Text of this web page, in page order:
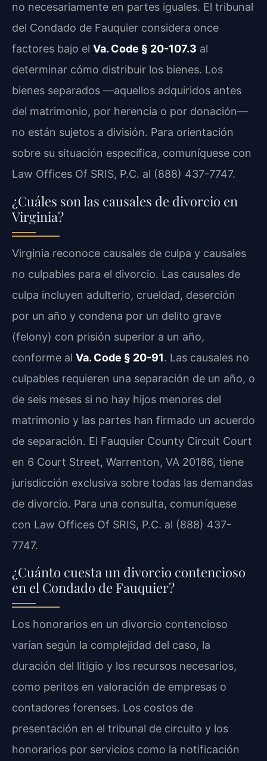
no necesariamente en partes iguales. El tribunal
del Condado de Fauquier considera once
factores bajo el Va. Code § 20-107.3 al
determinar cómo distribuir los bienes. Los
bienes separados —aquellos adquiridos antes
del matrimonio, por herencia o por donación—
no están sujetos a división. Para orientación
sobre su situación específica, comuníquese con
Law Offices Of SRIS, P.C. al (888) 437-7747.
¿Cuáles son las causales de divorcio en
Virginia?
Virginia reconoce causales de culpa y causales
no culpables para el divorcio. Las causales de
culpa incluyen adulterio, crueldad, deserción
por un año y condena por un delito grave
(felony) con prisión superior a un año,
conforme al Va. Code § 20-91. Las causales no
culpables requieren una separación de un año, o
de seis meses si no hay hijos menores del
matrimonio y las partes han firmado un acuerdo
de separación. El Fauquier County Circuit Court
en 6 Court Street, Warrenton, VA 20186, tiene
jurisdicción exclusiva sobre todas las demandas
de divorcio. Para una consulta, comuníquese
con Law Offices Of SRIS, P.C. al (888) 437-
7747.
¿Cuánto cuesta un divorcio contencioso
en el Condado de Fauquier?
Los honorarios en un divorcio contencioso
varían según la complejidad del caso, la
duración del litigio y los recursos necesarios,
como peritos en valoración de empresas o
contadores forenses. Los costos de
presentación en el tribunal de circuito y los
honorarios por servicios como la notificación